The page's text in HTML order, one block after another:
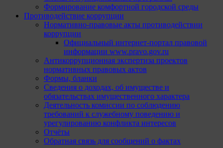
Формирование комфортной городской среды
Противодействие коррупции
Нормативно-правовые акты противодействии
коррупции
Официальный интернет-портал правовой
информации www.pravo.gov.ru
Антикоррупционная экспертиза проектов
нормативных правовых актов
Формы, бланки
Сведения о доходах, об имуществе и
обязательствах имущественного характера
Деятельность комиссии по соблюдению
требований к служебному поведению и
урегулированию конфликта интересов
Отчёты
Обратная связь для сообщений о фактах